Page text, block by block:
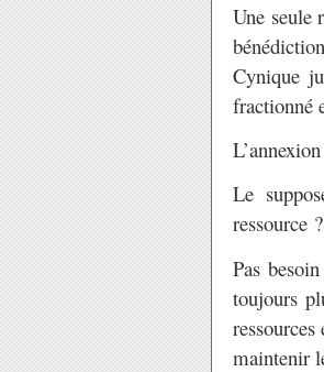
Une seule
Cynique
fractionné
Le
ressource
Pas
toujours
maintenir